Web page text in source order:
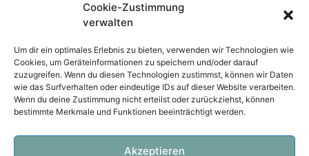
Cookie-Zustimmung
verwalten
Um dir ein optimales Erlebnis zu bieten, verwenden wir Technologien wie
Cookies, um Geräteinformationen zu speichern und/oder darauf
zuzugreifen. Wenn du diesen Technologien zustimmst, können wir Daten
wie das Surfverhalten oder eindeutige IDs auf dieser Website verarbeiten.
Wenn du deine Zustimmung nicht erteilst oder zurückziehst, können
bestimmte Merkmale und Funktionen beeinträchtigt werden.
Akzeptieren
[cookies_revoke]
Über diese Seite
Datenschutzerklärung